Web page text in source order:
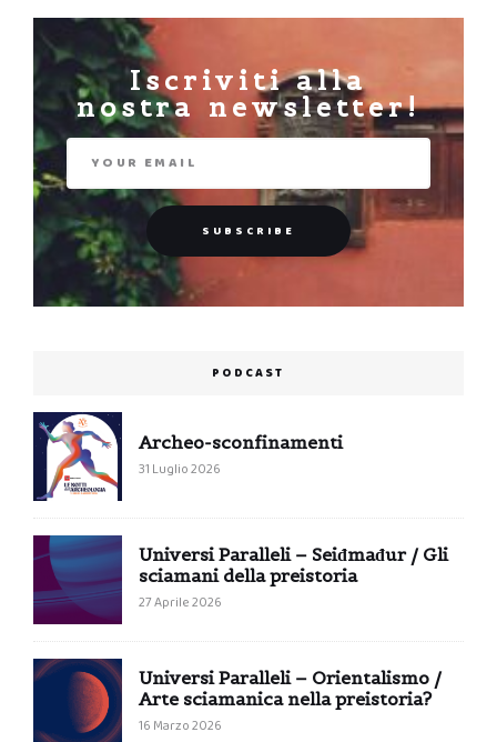
Iscriviti alla
nostra newsletter!
PODCAST
Archeo-sconfinamenti
31 Luglio 2026
Universi Paralleli – Seiđmađur / Gli
sciamani della preistoria
27 Aprile 2026
Universi Paralleli – Orientalismo /
Arte sciamanica nella preistoria?
16 Marzo 2026